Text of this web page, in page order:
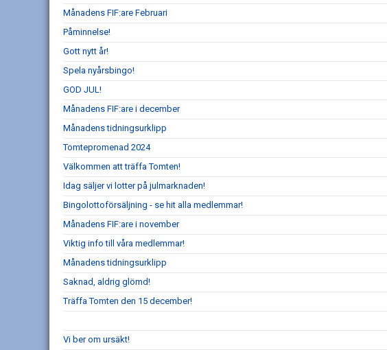
Månadens FIF:are Februari
Påminnelse!
Gott nytt år!
Spela nyårsbingo!
GOD JUL!
Månadens FIF:are i december
Månadens tidningsurklipp
Tomtepromenad 2024
Välkommen att träffa Tomten!
Idag säljer vi lotter på julmarknaden!
Bingolottoförsäljning - se hit alla medlemmar!
Månadens FIF:are i november
Viktig info till våra medlemmar!
Månadens tidningsurklipp
Saknad, aldrig glömd!
Träffa Tomten den 15 december!
Vi ber om ursäkt!